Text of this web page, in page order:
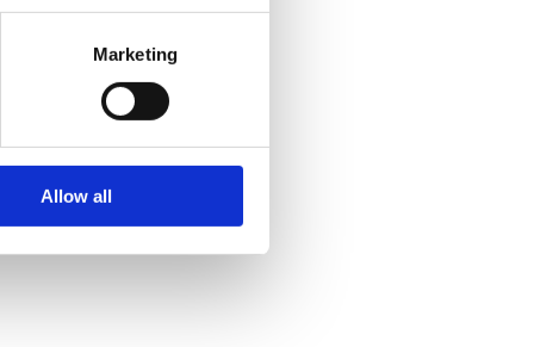
Marketing
Allow all
på
tegel i